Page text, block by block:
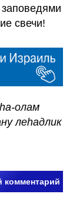
свечи!
олам
леhадлик
комментарий